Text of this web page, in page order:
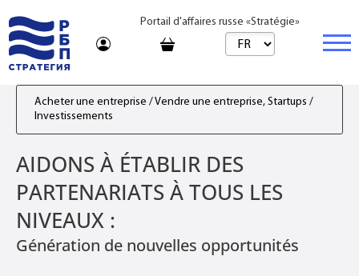
Portail d'affaires russe «Stratégie»
Marché
Marché | Produits
Marché | Service
Marques
Entreprise
Startups et investissements
Entreprise établie
Immobilier
Acheter
Conseil
Acheter une entreprise / Vendre une entreprise, Startups /
Investissements
AIDONS À ÉTABLIR DES
PARTENARIATS À TOUS LES
NIVEAUX :
Génération de nouvelles opportunités